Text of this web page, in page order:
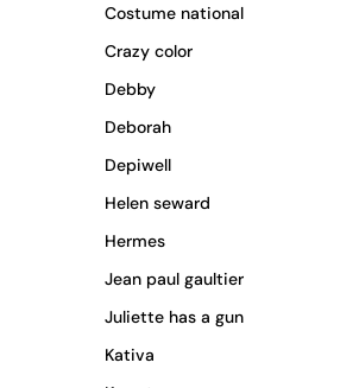
Costume national
Crazy color
Debby
Deborah
Depiwell
Helen seward
Hermes
Jean paul gaultier
Juliette has a gun
Kativa